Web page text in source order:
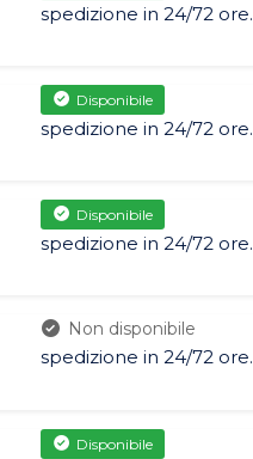
spedizione in 24/72 ore.
Disponibile
spedizione in 24/72 ore.
Disponibile
spedizione in 24/72 ore.
Non disponibile
spedizione in 24/72 ore.
Disponibile